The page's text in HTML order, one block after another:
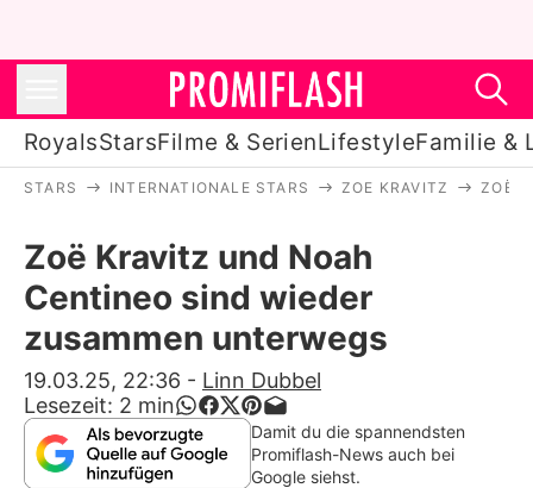
RoyalsStarsFilme & SerienLifestyleFamilie &
Stars
Filme & Serien
Lifestyle
Familie & Liebe
Promiflash Exklusiv
STARS INTERNATIONALE STARS ZOE KRAVITZ ZOË
Zoë Kravitz und Noah
Centineo sind wieder
zusammen unterwegs
19.03.25, 22:36 - Linn Dubbel
Lesezeit: 2 min
Damit du die spannendsten
Promiflash-News auch bei
Google siehst.